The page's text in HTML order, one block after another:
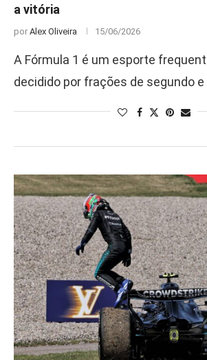
a vitória
por Alex Oliveira 15/06/2026
A Fórmula 1 é um esporte
decidido por frações de segundo